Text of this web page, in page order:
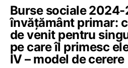
Burse sociale
învățământ primar:
de venit pentru
pe care îl primesc
IV – model de cerere